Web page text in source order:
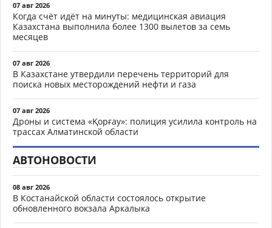
07 авг 2026
Когда счёт идёт на минуты: медицинская авиация
Казахстана выполнила более 1300 вылетов за семь
месяцев
07 авг 2026
В Казахстане утвердили перечень территорий для
поиска новых месторождений нефти и газа
07 авг 2026
Дроны и система «Қорғау»: полиция усилила контроль на
трассах Алматинской области
АВТОНОВОСТИ
08 авг 2026
В Костанайской области состоялось открытие
обновленного вокзала Аркалыка